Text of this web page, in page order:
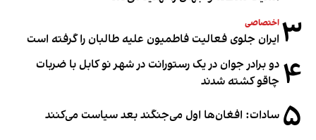
۳ اختصاصی
ایران جلوی فعالیت فاطمیون علیه طالبان را گرفته است
۴ دو برادر جوان در یک رستورانت در شهر نو کابل با ضربات
چاقو کشته شدند
۵ سادات: افغان‌ها اول می‌جنگند بعد سیاست می‌کنند